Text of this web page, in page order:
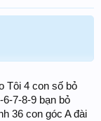
Tôi 4 con số bỏ
6-7-8-9 bạn bỏ
36 con góc A đài